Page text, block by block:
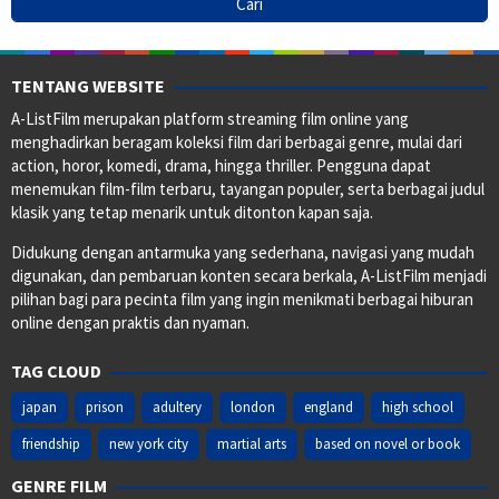
TENTANG WEBSITE
A-ListFilm merupakan platform streaming film online yang
menghadirkan beragam koleksi film dari berbagai genre, mulai dari
action, horor, komedi, drama, hingga thriller. Pengguna dapat
menemukan film-film terbaru, tayangan populer, serta berbagai judul
klasik yang tetap menarik untuk ditonton kapan saja.
Didukung dengan antarmuka yang sederhana, navigasi yang mudah
digunakan, dan pembaruan konten secara berkala, A-ListFilm menjadi
pilihan bagi para pecinta film yang ingin menikmati berbagai hiburan
online dengan praktis dan nyaman.
TAG CLOUD
japan prison adultery london england
high school
friendship
new york city martial arts based on novel or book
GENRE FILM